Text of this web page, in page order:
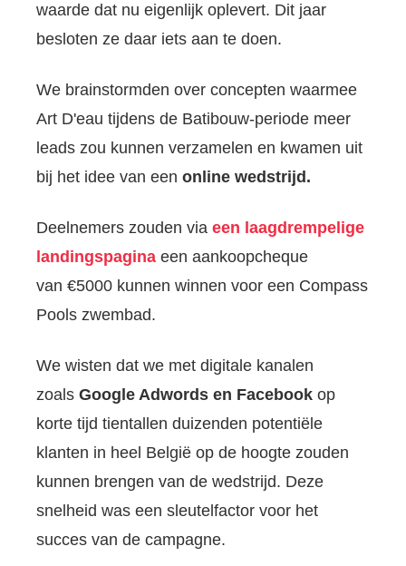
waarde dat nu eigenlijk oplevert. Dit jaar
besloten ze daar iets aan te doen.
We brainstormden over concepten waarmee
Art D'eau tijdens de Batibouw-periode meer
leads zou kunnen verzamelen en kwamen uit
bij het idee van een online wedstrijd .
Deelnemers zouden via een laagdrempelige
landingspagina een aankoopcheque
van €5000 kunnen winnen voor een Compass
Pools zwembad.
We wisten dat we met digitale kanalen
zoals Google Adwords en Facebook op
korte tijd tientallen duizenden potentiële
klanten in heel België op de hoogte zouden
kunnen brengen van de wedstrijd. Deze
snelheid was een sleutelfactor voor het
succes van de campagne.